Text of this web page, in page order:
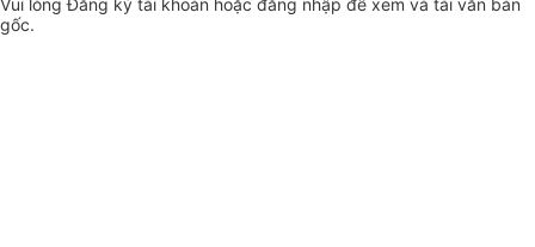
Vui lòngĐăng ký tài khoản hoặc đăng nhập để xem và tải văn bản
gốc.